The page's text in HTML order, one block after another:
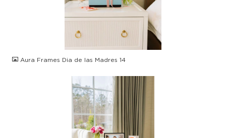
Aura Frames Dia de las Madres 14